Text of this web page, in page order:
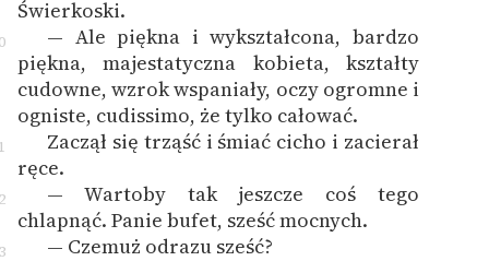
Świerkoski.
— Ale piękna i wykształcona, bardzo
piękna, majestatyczna kobieta, kształty
cudowne, wzrok wspaniały, oczy ogromne i
ogniste, cudissimo, że tylko całować.
Zaczął się trząść i śmiać cicho i zacierał
ręce.
— Wartoby tak jeszcze coś tego
chlapnąć. Panie bufet, sześć mocnych.
— Czemuż odrazu sześć?